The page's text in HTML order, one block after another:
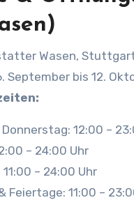
Wasen,
September bis 12.
12:00 –
– 24:00 Uhr
– 24:00 Uhr
Feiertage: 11:00 –